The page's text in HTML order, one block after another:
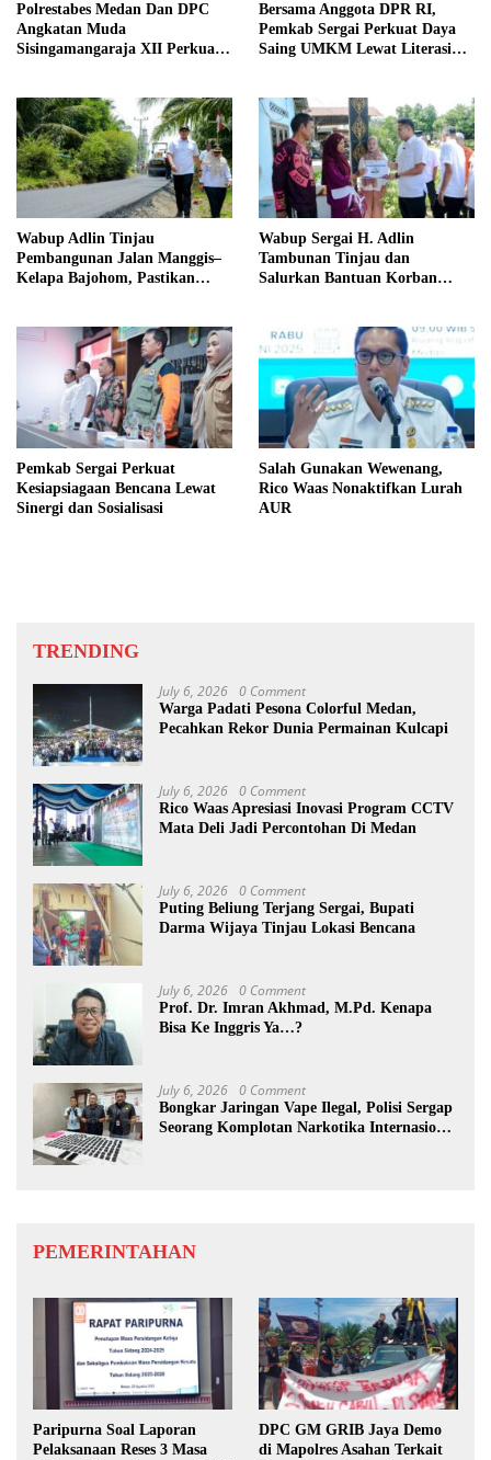
Polrestabes Medan Dan DPC
Angkatan Muda
Sisingamangaraja XII Perkuat
Bersama Anggota DPR RI,
Pemkab Sergai Perkuat Daya
Saing UMKM Lewat Literasi
Wabup Adlin Tinjau
Pembangunan Jalan Manggis–
Kelapa Bajohom, Pastikan
Wabup Sergai H. Adlin
Tambunan Tinjau dan
Salurkan Bantuan Korban
Pemkab Sergai Perkuat
Kesiapsiagaan Bencana Lewat
Sinergi dan Sosialisasi
Salah Gunakan Wewenang,
Rico Waas Nonaktifkan Lurah
AUR
TRENDING
July 6, 2026 0 Comment
Warga Padati Pesona Colorful Medan,
Pecahkan Rekor Dunia Permainan Kulcapi
July 6, 2026 0 Comment
Rico Waas Apresiasi Inovasi Program CCTV
Mata Deli Jadi Percontohan Di Medan
July 6, 2026 0 Comment
Puting Beliung Terjang Sergai, Bupati
Darma Wijaya Tinjau Lokasi Bencana
July 6, 2026 0 Comment
Prof. Dr. Imran Akhmad, M.Pd. Kenapa
Bisa Ke Inggris Ya…?
July 6, 2026 0 Comment
Bongkar Jaringan Vape Ilegal, Polisi Sergap
Seorang Komplotan Narkotika Internasional
PEMERINTAHAN
Paripurna Soal Laporan
Pelaksanaan Reses 3 Masa
DPC GM GRIB Jaya Demo
di Mapolres Asahan Terkait